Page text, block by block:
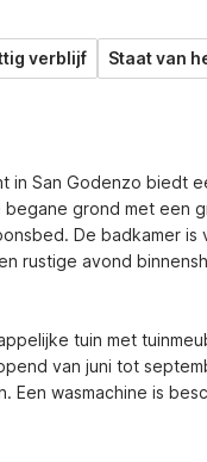
verblijf Staat van
in San Godenzo biedt
grond met
De badkamer
rustige avond
tuin met
van juni tot
Een wasmachine is